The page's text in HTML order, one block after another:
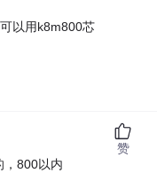
以用k8m800芯
，800以内
赞